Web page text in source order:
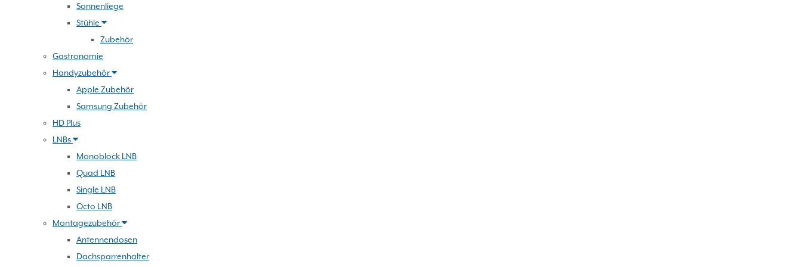
Sonnenliege
Stühle
Zubehör
Gastronomie
Handyzubehör
Apple Zubehör
Samsung Zubehör
HD Plus
LNBs
Monoblock LNB
Quad LNB
Single LNB
Octo LNB
Montagezubehör
Antennendosen
Dachsparrenhalter